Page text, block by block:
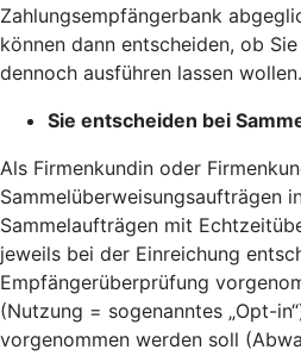
Zahlungsempfängerbank
können dann entscheiden, ob
dennoch ausführen lassen wollen.
Sie entscheiden bei
Als Firmenkundin oder
Sammelüberweisungsaufträgen
Sammelaufträgen mit
jeweils bei der Einreichung
Empfängerüberprüfung
(Nutzung = sogenanntes „Opt-
vorgenommen werden soll